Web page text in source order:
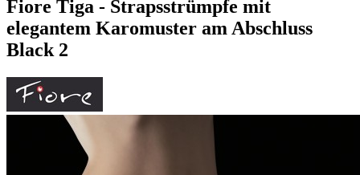
Fiore Tiga - Strapsstrümpfe mit
elegantem Karomuster am Abschluss
Black 2